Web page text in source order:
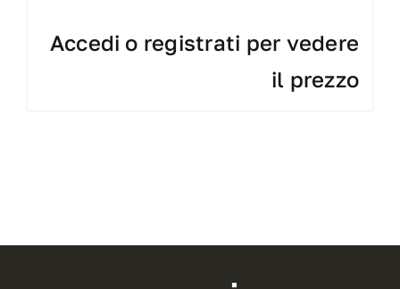
Accedi o registrati per vedere
il prezzo